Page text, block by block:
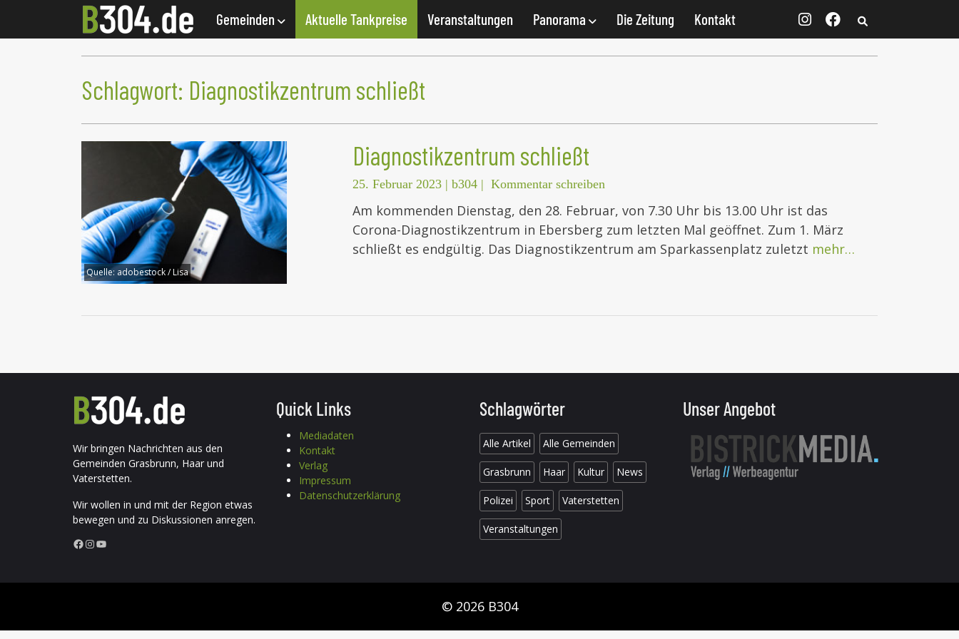
Gemeinden Aktuelle Tankpreise Veranstaltungen Panorama Die Zeitung Kontakt
Schlagwort: Diagnostikzentrum schließt
Quelle: adobestock / Lisa
Diagnostikzentrum schließt
25. Februar 2023 | b304 | Kommentar schreiben
Am kommenden Dienstag, den 28. Februar, von 7.30 Uhr bis 13.00 Uhr ist das
Corona-Diagnostikzentrum in Ebersberg zum letzten Mal geöffnet. Zum 1. März
schließt es endgültig. Das Diagnostikzentrum am Sparkassenplatz zuletzt mehr…
Wir bringen Nachrichten aus den
Gemeinden Grasbrunn, Haar und
Vaterstetten.
Wir wollen in und mit der Region etwas
bewegen und zu Diskussionen anregen.
Facebook InstagramYouTube
Quick Links
Mediadaten
Kontakt
Verlag
Impressum
Datenschutzerklärung
Schlagwörter
Alle Artikel Alle Gemeinden
Grasbrunn Haar Kultur News
Polizei Sport Vaterstetten
Veranstaltungen
Unser Angebot
© 2026 B304